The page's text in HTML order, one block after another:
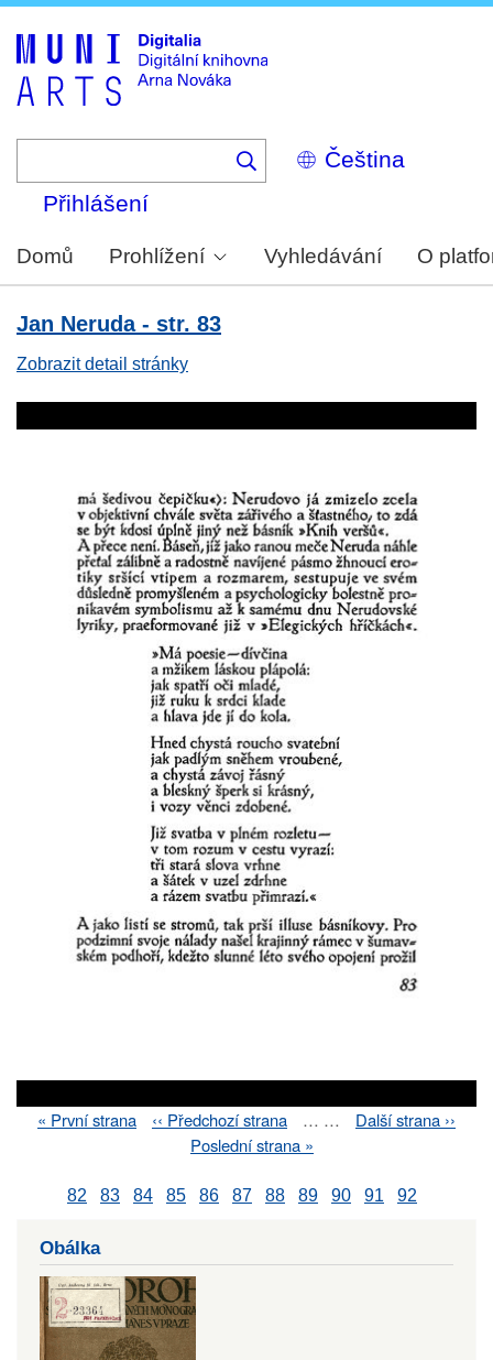
Select
your
Přihlášení
Domů Prohlížení Vyhledávání O
Jan Neruda - str. 83
Zobrazit detail stránky
First
« První strana
Previous
‹‹ Předchozí strana … …
Next
Další strana ››
Last
Poslední strana »
82 83 84 85 86 87 88 89 90 91 92
Obálka